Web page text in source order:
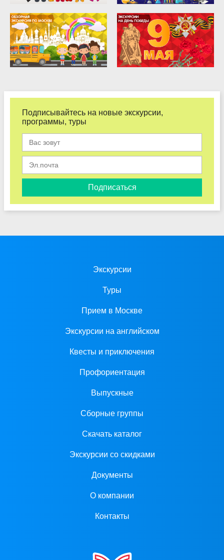
Подписывайтесь на новые экскурсии,
программы, туры
Подписаться
Экскурсии
Туры
Прием в Москве
Экскурсии на английском
Квесты и приключения
Профориентация
Выпускные
Сборные группы
Скачать каталог
Экскурсии со скидками
Документы
О компании
Контакты